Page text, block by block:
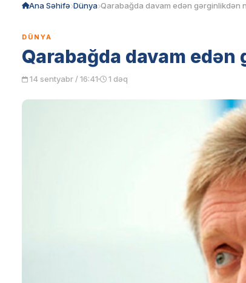
Ana Səhifə Dünya Qarabağda davam edən gərginlikdən
DÜNYA
Qarabağda davam
14 sentyabr / 16:41 1 dəq